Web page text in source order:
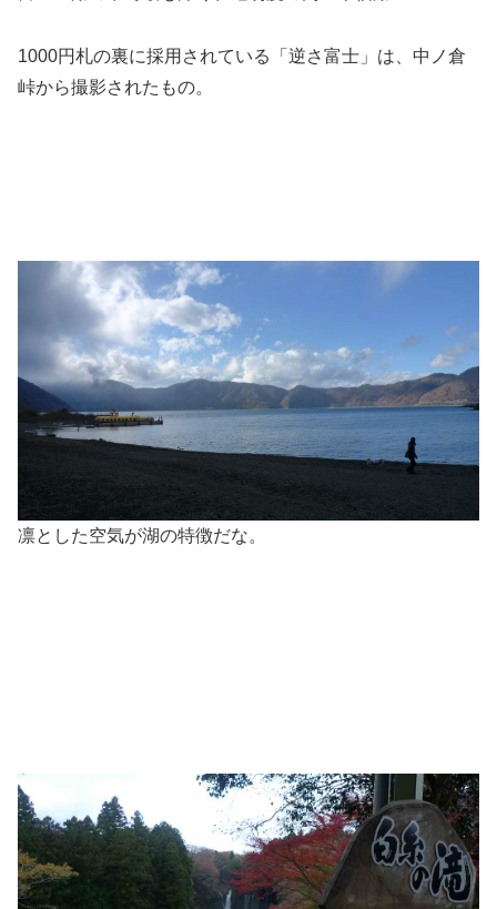
1000円札の裏に採用されている「逆さ富士」は、中ノ倉
峠から撮影されたもの。
凛とした空気が湖の特徴だな。